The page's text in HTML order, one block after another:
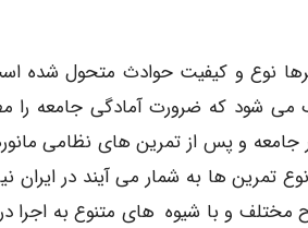
نوع و کیفیت حوادث متحول شده
شود که ضرورت آمادگی جامعه را
و پس از تمرین های نظامی
تمرین ها به شمار می آیند در ایران
مختلف و با شیوه های متنوع به اجرا